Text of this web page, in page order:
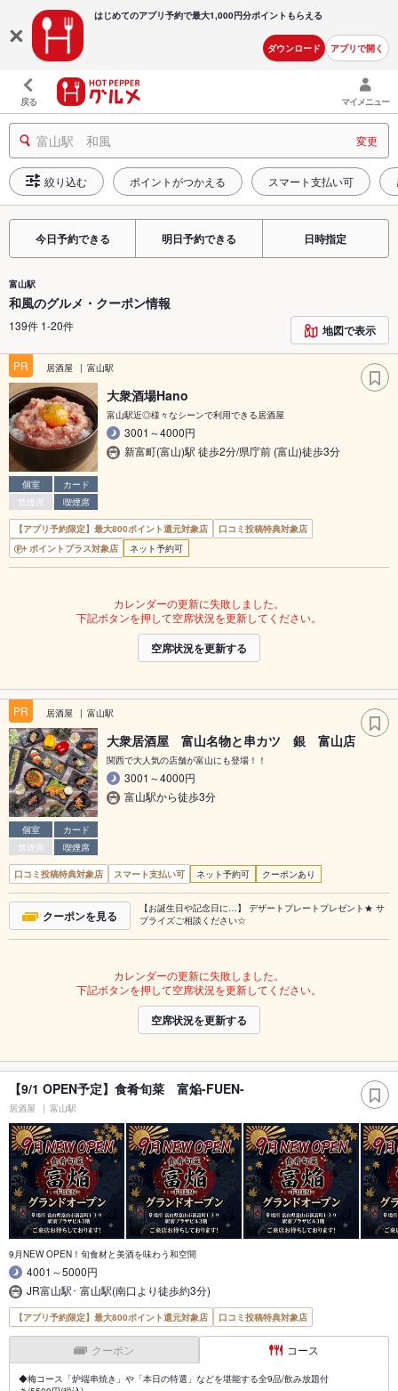
はじめてのアプリ予約で最大1,000円分ポイントもらえる
ダウンロード アプリで開く
戻る マイメニュー
富山駅 和風 変更
絞り込む ポイントがつかえる スマート支払い可
今日予約できる 明日予約できる 日時指定
富山駅
和風のグルメ・クーポン情報
139件 1-20件 地図で表示
PR 居酒屋 富山駅
個室
カード
禁煙席
喫煙席
大衆酒場Hano
富山駅近◎様々なシーンで利用できる居酒屋
3001～4000円
新富町(富山)駅 徒歩2分/県庁前 (富山)徒歩3分
【アプリ予約限定】最大800ポイント還元対象店
口コミ投稿特典対象店
ポイントプラス対象店
ネット予約可
カレンダーの更新に失敗しました。
下記ボタンを押して空席状況を更新してください。
空席状況を更新する
PR 居酒屋 富山駅
個室
カード
禁煙席
喫煙席
大衆居酒屋 富山名物と串カツ 銀 富山店
関西で大人気の店舗が富山にも登場！！
3001～4000円
富山駅から徒歩3分
口コミ投稿特典対象店 スマート支払い可 ネット予約可 クーポンあり
クーポンを見る
【お誕生日や記念日に…】 デザートプレートプレゼント★ サ
プライズご相談ください☆
カレンダーの更新に失敗しました。
下記ボタンを押して空席状況を更新してください。
空席状況を更新する
【9/1 OPEN予定】食肴旬菜 富焔-FUEN-
居酒屋 富山駅
9月NEW OPEN！旬食材と美酒を味わう和空間
4001～5000円
JR富山駅･ 富山駅(南口より徒歩約3分)
【アプリ予約限定】最大800ポイント還元対象店 口コミ投稿特典対象店
クーポン コース
◆梅コース「炉端串焼き」や「本日の特選」などを堪能する全9品/飲み放題付